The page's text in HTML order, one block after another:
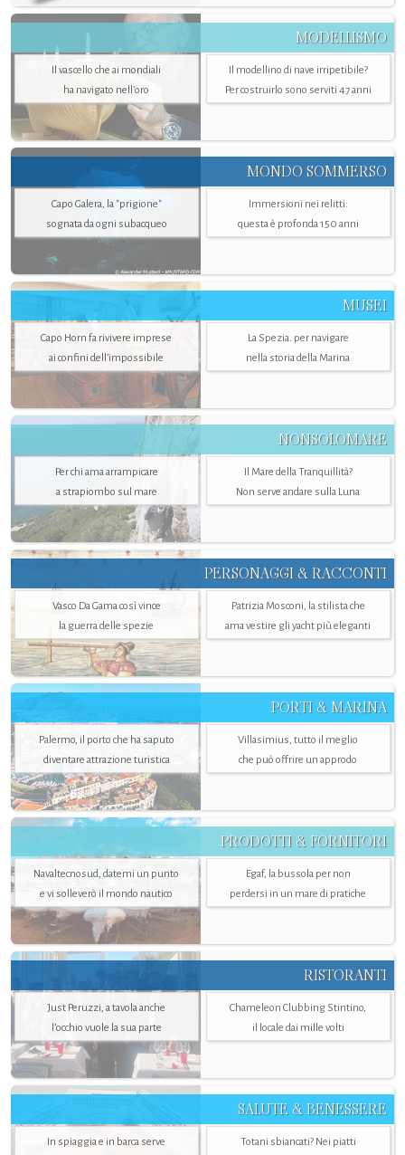
MODELLISMO
Il vascello che ai mondiali
ha navigato nell’oro
Il modellino di nave irripetibile?
Per costruirlo sono serviti 47 anni
MONDO SOMMERSO
Capo Galera, la "prigione"
sognata da ogni subacqueo
Immersioni nei relitti:
questa è profonda 150 anni
MUSEI
Capo Horn fa rivivere imprese
ai confini dell’impossibile
La Spezia. per navigare
nella storia della Marina
NONSOLOMARE
Per chi ama arrampicare
a strapiombo sul mare
Il Mare della Tranquillità?
Non serve andare sulla Luna
PERSONAGGI & RACCONTI
Vasco Da Gama così vince
la guerra delle spezie
Patrizia Mosconi, la stilista che
ama vestire gli yacht più eleganti
PORTI & MARINA
Palermo, il porto che ha saputo
diventare attrazione turistica
Villasimius, tutto il meglio
che può offrire un approdo
PRODOTTI & FORNITORI
Navaltecnosud, datemi un punto
e vi solleverò il mondo nautico
Egaf, la bussola per non
perdersi in un mare di pratiche
RISTORANTI
Just Peruzzi, a tavola anche
l’occhio vuole la sua parte
Chameleon Clubbing Stintino,
il locale dai mille volti
SALUTE & BENESSERE
In spiaggia e in barca serve Totani sbiancati? Nei piatti